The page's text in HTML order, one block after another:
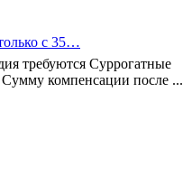
с 35…
требуются Суррогатные
компенсации после ...